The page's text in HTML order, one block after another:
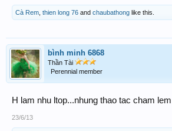
Cà Rem thien long 76 and chaubathong like this.
bình minh 6868
Thần Tài
Perennial member
H lam nhu ltop...nhung thao tac cham lem
23/6/13